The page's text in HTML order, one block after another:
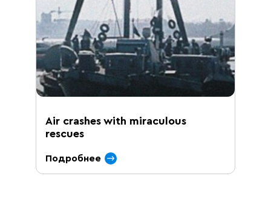
Air crashes with miraculous
rescues
Подробнее